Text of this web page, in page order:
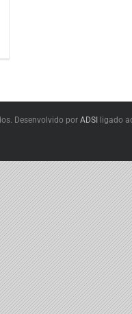
Desenvolvido por ADSI ligado